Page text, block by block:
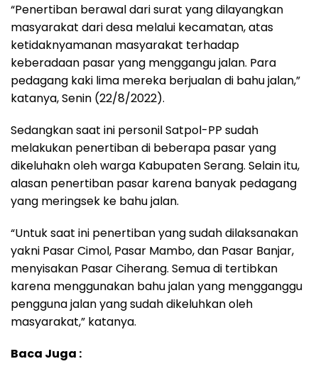
“Penertiban berawal dari surat yang dilayangkan
masyarakat dari desa melalui kecamatan, atas
ketidaknyamanan masyarakat terhadap
keberadaan pasar yang menggangu jalan. Para
pedagang kaki lima mereka berjualan di bahu jalan,”
katanya, Senin (22/8/2022).
Sedangkan saat ini personil Satpol-PP sudah
melakukan penertiban di beberapa pasar yang
dikeluhakn oleh warga Kabupaten Serang. Selain itu,
alasan penertiban pasar karena banyak pedagang
yang meringsek ke bahu jalan.
“Untuk saat ini penertiban yang sudah dilaksanakan
yakni Pasar Cimol, Pasar Mambo, dan Pasar Banjar,
menyisakan Pasar Ciherang. Semua di tertibkan
karena menggunakan bahu jalan yang mengganggu
pengguna jalan yang sudah dikeluhkan oleh
masyarakat,” katanya.
Baca Juga :